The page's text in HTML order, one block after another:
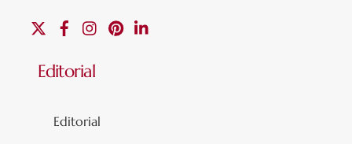
FacebookInstagramPinterest
Editorial
Editorial